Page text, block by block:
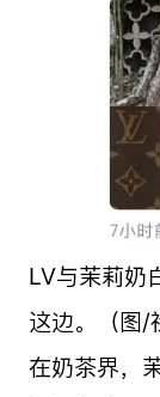
LV与茉莉奶
这边。（图/
在奶茶界，